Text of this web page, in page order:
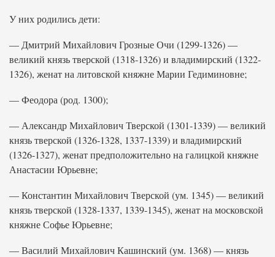
У них родились дети:
— Дмитрий Михайлович Грозные Очи (1299-1326) —
великий князь тверской (1318-1326) и владимирский (1322-
1326), женат на литовской княжне Марии Гедиминовне;
— Феодора (род. 1300);
— Александр Михайлович Тверской (1301-1339) — великий
князь тверской (1326-1328, 1337-1339) и владимирский
(1326-1327), женат предположительно на галицкой княжне
Анастасии Юрьевне;
— Константин Михайлович Тверской (ум. 1345) — великий
князь тверской (1328-1337, 1339-1345), женат на московской
княжне Софье Юрьевне;
— Василий Михайлович Кашинский (ум. 1368) — князь